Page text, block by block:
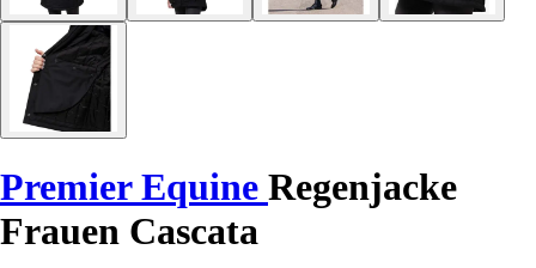
Premier Equine Regenjacke
Frauen Cascata